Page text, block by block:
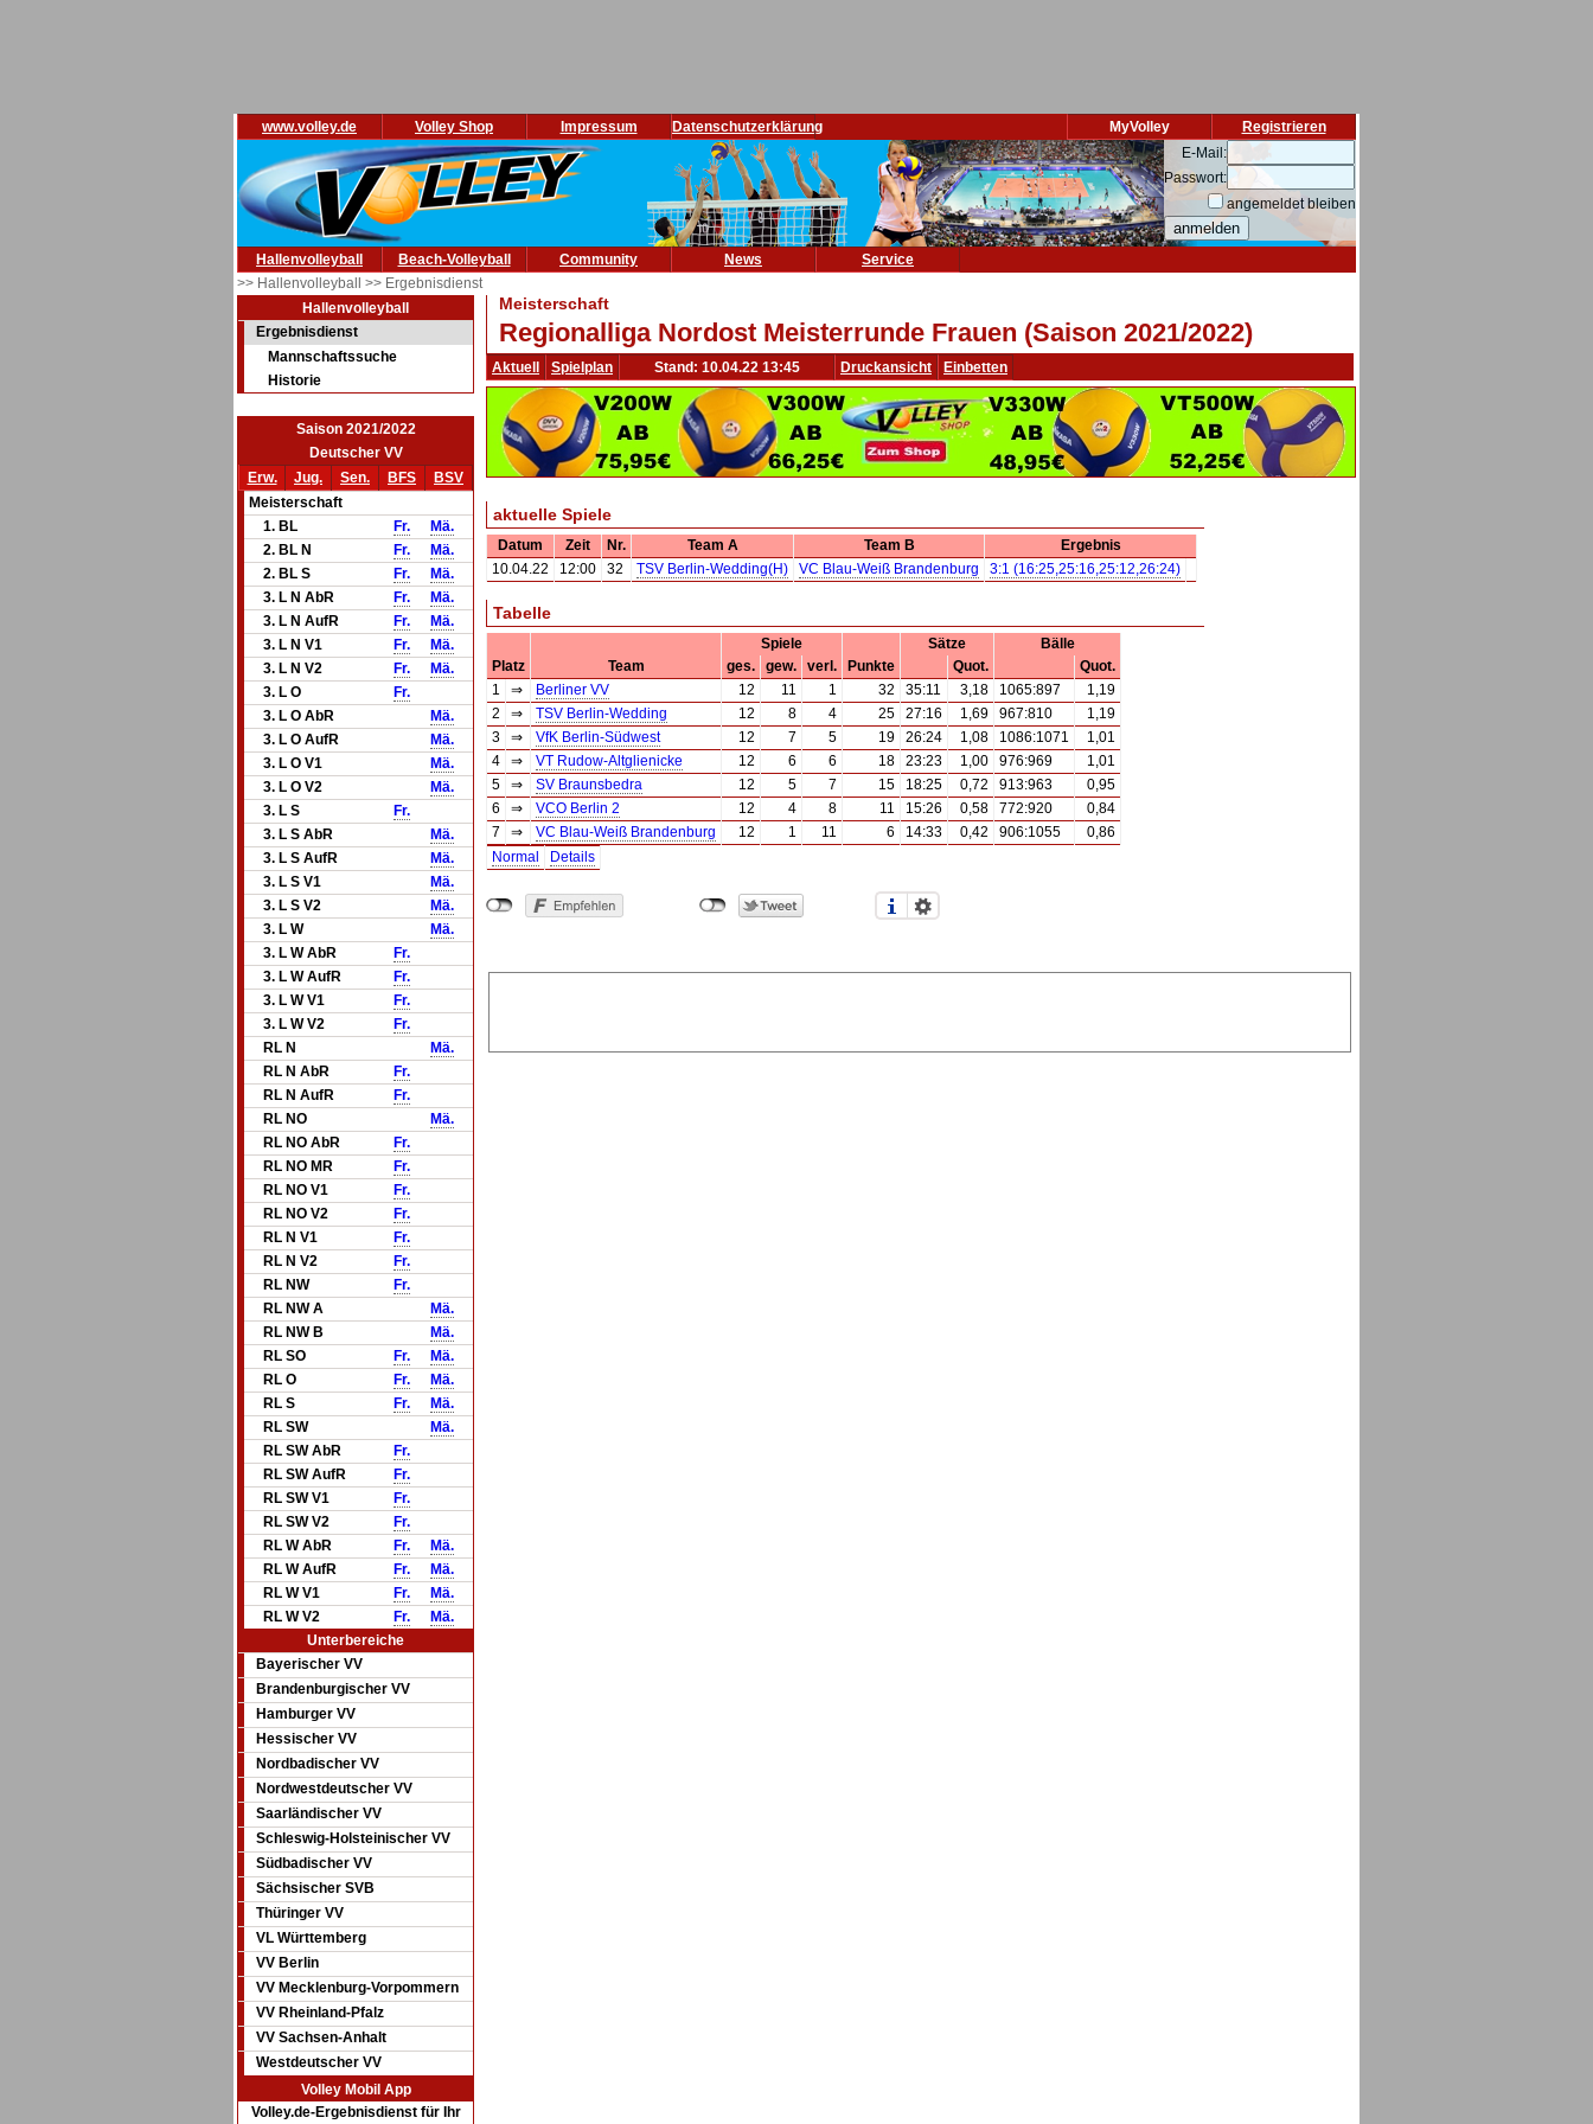
www.volley.de Volley Shop Impressum Datenschutzerklärung Registrieren
MyVolley
E-Mail:
Passwort:
angemeldet bleiben
Hallenvolleyball Beach-Volleyball Community News
Service
>> Hallenvolleyball >> Ergebnisdienst
Hallenvolleyball
Ergebnisdienst
Mannschaftssuche
Historie
Saison 2021/2022
Deutscher VV
Erw.
Jug. Sen. BFS
BSV
Meisterschaft
1. BL
Fr.
Mä.
2. BL N
Fr.
Mä.
2. BL S
Fr.
Mä.
3. L N AbR
Fr.
Mä.
3. L N AufR
Fr.
Mä.
3. L N V1
Fr.
Mä.
3. L N V2
Fr.
Mä.
3. L O
Fr.
3. L O AbR
Mä.
3. L O AufR
Mä.
3. L O V1
Mä.
3. L O V2
Mä.
3. L S
Fr.
3. L S AbR
Mä.
3. L S AufR
Mä.
3. L S V1
Mä.
3. L S V2
Mä.
3. L W
Mä.
3. L W AbR
Fr.
3. L W AufR
Fr.
3. L W V1
Fr.
3. L W V2
Fr.
RL N
Mä.
RL N AbR
Fr.
RL N AufR
Fr.
RL NO
Mä.
RL NO AbR
Fr.
RL NO MR
Fr.
RL NO V1
Fr.
RL NO V2
Fr.
RL N V1
Fr.
RL N V2
Fr.
RL NW
Fr.
RL NW A
Mä.
RL NW B
Mä.
RL SO
Fr.
Mä.
RL O
Fr.
Mä.
RL S
Fr.
Mä.
RL SW
Mä.
RL SW AbR
Fr.
RL SW AufR
Fr.
RL SW V1
Fr.
RL SW V2
Fr.
RL W AbR
Fr.
Mä.
RL W AufR
Fr.
Mä.
RL W V1
Fr.
Mä.
RL W V2
Fr.
Mä.
Unterbereiche
Bayerischer VV
Brandenburgischer VV
Hamburger VV
Hessischer VV
Nordbadischer VV
Nordwestdeutscher VV
Saarländischer VV
Schleswig-Holsteinischer VV
Südbadischer VV
Sächsischer SVB
Thüringer VV
VL Württemberg
VV Berlin
VV Mecklenburg-Vorpommern
VV Rheinland-Pfalz
VV Sachsen-Anhalt
Westdeutscher VV
Volley Mobil App
Volley.de-Ergebnisdienst für Ihr
Meisterschaft
Regionalliga Nordost Meisterrunde Frauen (Saison 2021/2022)
Aktuell Spielplan Stand: 10.04.22 13:45 Druckansicht Einbetten
aktuelle Spiele
Datum Zeit Nr. Team A Team B
Ergebnis
10.04.22
12:00 32 TSV Berlin-Wedding(H) VC Blau-Weiß Brandenburg 3:1 (16:25,25:16,25:12,26:24)
Tabelle
Spiele Sätze
Bälle
Platz
Team ges. gew. verl. Punkte Quot.
Quot.
1
⇒ Berliner VV 12 11 1 32 35:11 3,18 1065:897
1,19
2
⇒ TSV Berlin-Wedding 12 8 4 25 27:16 1,69 967:810
1,19
3
⇒ VfK Berlin-Südwest 12 7 5 19 26:24 1,08 1086:1071
1,01
4
⇒ VT Rudow-Altglienicke 12 6 6 18 23:23 1,00 976:969
1,01
5
⇒ SV Braunsbedra 12 5 7 15 18:25 0,72 913:963
0,95
6
⇒ VCO Berlin 2 12 4 8 11 15:26 0,58 772:920
0,84
7
⇒ VC Blau-Weiß Brandenburg 12 1 11 6 14:33 0,42 906:1055
0,86
Normal
Details